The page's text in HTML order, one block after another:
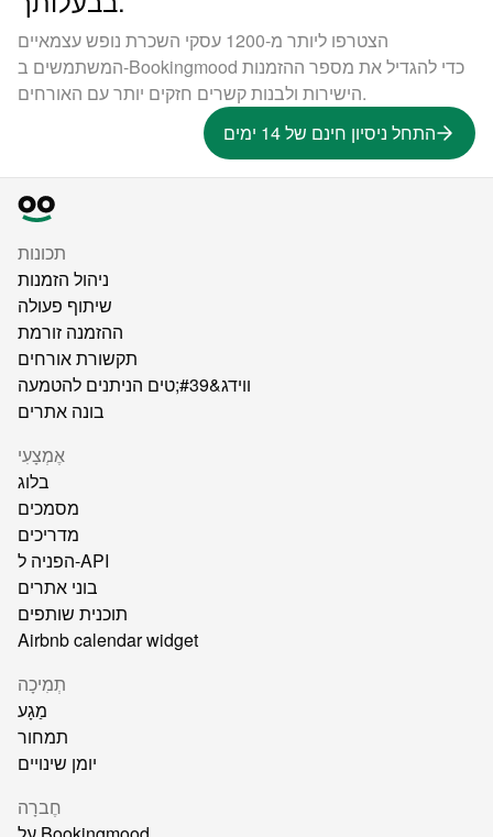
הצטרפו ליותר מ-1200 עסקי השכרת נופש עצמאיים
המשתמשים ב-Bookingmood כדי להגדיל את מספר ההזמנות
הישירות ולבנות קשרים חזקים יותר עם האורחים.
התחל ניסיון חינם של 14 ימים
תכונות
ניהול הזמנות
שיתוף פעולה
ההזמנה זורמת
תקשורת אורחים
ווידג&#39;טים הניתנים להטמעה
בונה אתרים
אֶמְצָעִי
בלוג
מסמכים
מדריכים
הפניה ל-API
בוני אתרים
תוכנית שותפים
Airbnb calendar widget
תְמִיכָה
מַגָע
תמחור
יומן שינויים
חֶברָה